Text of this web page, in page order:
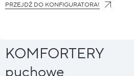
PRZEJDŹ DO KONFIGURATORA!
KOMFORTERY
puchowe